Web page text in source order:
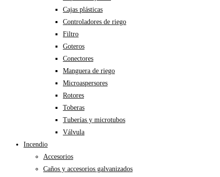
Cajas plásticas
Controladores de riego
Filtro
Goteros
Conectores
Manguera de riego
Microaspersores
Rotores
Toberas
Tuberías y microtubos
Válvula
Incendio
Accesorios
Caños y accesorios galvanizados